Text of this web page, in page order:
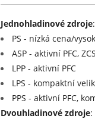
5+12+15+24V (1)
5+12+24V (1)
5+15+(-15)V (1)
5+24V (1)
5+36V (1)
5+48V (1)
7,5V (1)
Jednohladinové zdroje:
PS - nízká cena/
ASP - aktivní PFC,
LPP - aktivní PFC
LPS - kompaktní
PPS - aktivní PFC,
Dvouhladinové zdroje: